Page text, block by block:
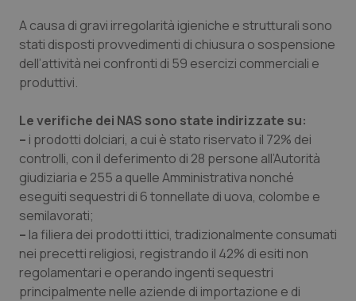
Valle D’Aosta
Veneto
Oncodermatologia
Oncoematologia
Psoriasi & pelle
Quotidiano Cardiologia
Quotidiano Chirurgia
Quotidiano Oncologia
A causa di gravi irregolarità igieniche e strutturali sono
stati disposti provvedimenti di chiusura o sospensione
dell’attività nei confronti di 59 esercizi commerciali e
produttivi.
Le verifiche dei NAS sono state indirizzate su:
– i prodotti dolciari, a cui è stato riservato il 72% dei
controlli, con il deferimento di 28 persone all’Autorità
giudiziaria e 255 a quelle Amministrativa nonché
eseguiti sequestri di 6 tonnellate di uova, colombe e
semilavorati;
– la filiera dei prodotti ittici, tradizionalmente consumati
nei precetti religiosi, registrando il 42% di esiti non
regolamentari e operando ingenti sequestri
principalmente nelle aziende di importazione e di